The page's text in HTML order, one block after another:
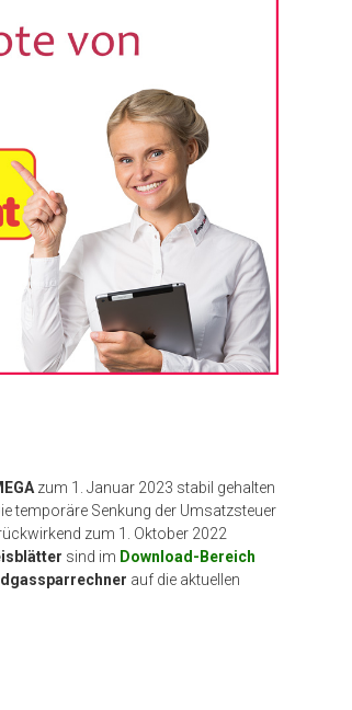
zum 1. Januar 2023 stabil gehalten
temporäre Senkung der Umsatzsteuer
zum 1. Oktober 2022
sind im Download-Bereich
auf die aktuellen